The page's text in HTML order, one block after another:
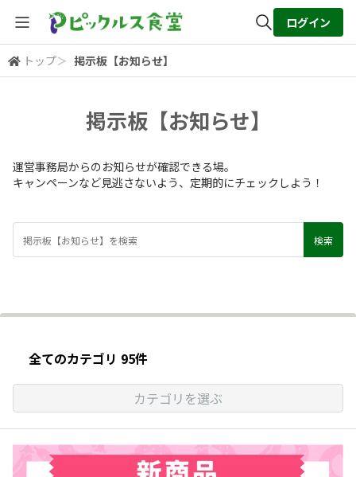
全体検索
ログイン
トップ＞ 掲示板【お知らせ】
掲示板【お知らせ】
運営事務局からのお知らせが確認できる場。
キャンペーンなど見逃さないよう、定期的にチェックしよう！
全てのカテゴリ 95件
カテゴリを選ぶ